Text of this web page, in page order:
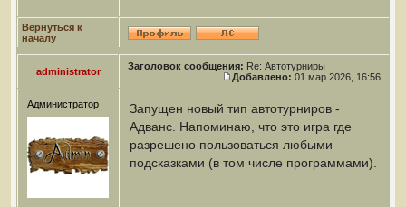
Вернуться к
началу
administrator Заголовок сообщения: Re: Автотурниры
Добавлено: 01 мар 2026, 16:56
Администратор
Запущен новый тип автотурниров -
Адванс. Напоминаю, что это игра где
разрешено пользоваться любыми
подсказками (в том числе программами).